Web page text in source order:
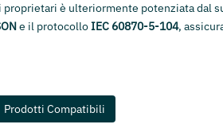
è ulteriormente potenziata dal
e il protocolloIEC 60870-5-104,
Prodotti Compatibili